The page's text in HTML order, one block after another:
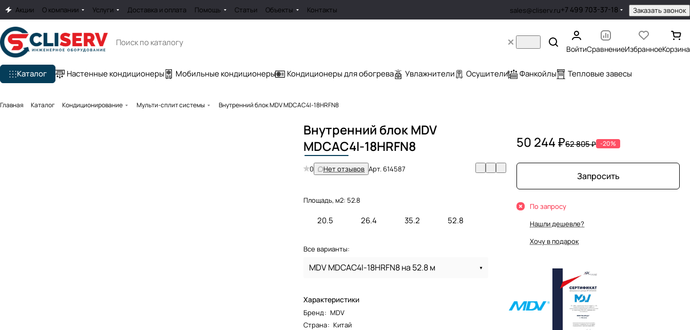
Акции О компании Услуги Доставка и оплата Помощь Статьи Объекты Контакты sales@cliserv.ru+7 499 703-37-18 Заказать звонок
ВойтиСравнениеИзбранноеКорзина
Каталог Настенные кондиционеры Мобильные кондиционеры Кондиционеры для обогрева Увлажнители Осушители Фанкойлы Тепловые завесы
Главная Каталог Кондиционирование Мульти-сплит системы Внутренний блок MDV MDCAC4I-18HRFN8
Внутренний блок MDV
MDCAC4I-18HRFN8
0 Нет отзывов Арт.614587
Площадь, м2: 52.8
20.5 26.4 35.2 52.8
Все варианты:
MDV MDCAC4I-18HRFN8 на 52.8 м
Характеристики
Бренд: MDV
Страна: Китай
50 244 ₽62 805 ₽ -20%
Запросить
По запросу
Нашли дешевле?
Хочу в подарок